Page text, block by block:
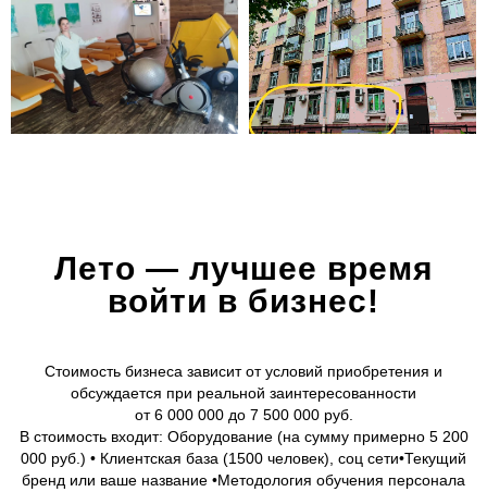
Лето — лучшее время
войти в бизнес!
Стоимость бизнеса зависит от условий приобретения и
обсуждается при реальной заинтересованности
от 6 000 000 до 7 500 000 руб.
В стоимость входит: Оборудование (на сумму примерно 5 200
000 руб.) • Клиентская база (1500 человек), соц сети•Текущий
бренд или ваше название •Методология обучения персонала